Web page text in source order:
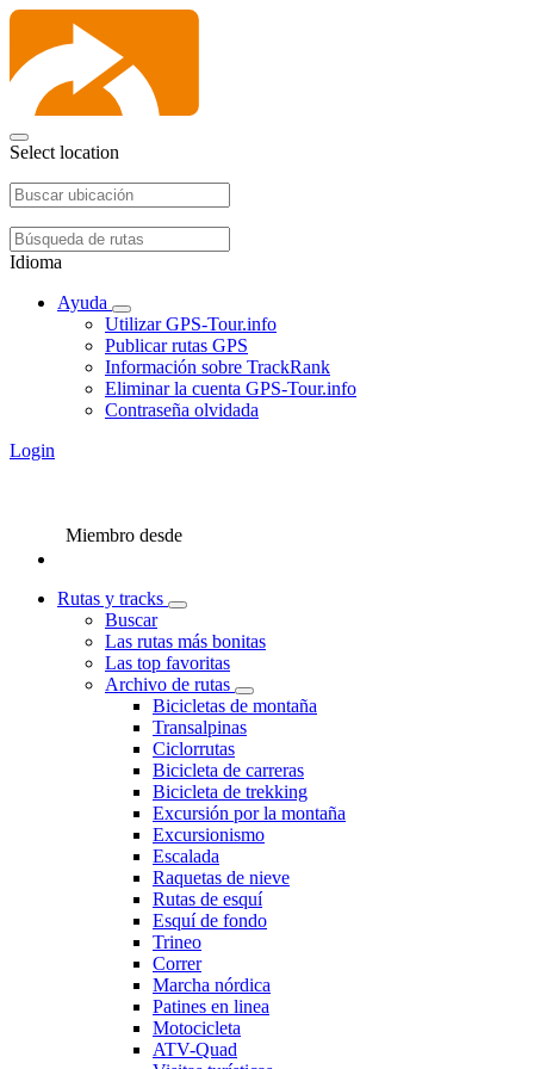
Select location
Idioma
Ayuda
Utilizar GPS-Tour.info
Publicar rutas GPS
Información sobre TrackRank
Eliminar la cuenta GPS-Tour.info
Contraseña olvidada
Login
Miembro desde
Rutas y tracks
Buscar
Las rutas más bonitas
Las top favoritas
Archivo de rutas
Bicicletas de montaña
Transalpinas
Ciclorrutas
Bicicleta de carreras
Bicicleta de trekking
Excursión por la montaña
Excursionismo
Escalada
Raquetas de nieve
Rutas de esquí
Esquí de fondo
Trineo
Correr
Marcha nórdica
Patines en linea
Motocicleta
ATV-Quad